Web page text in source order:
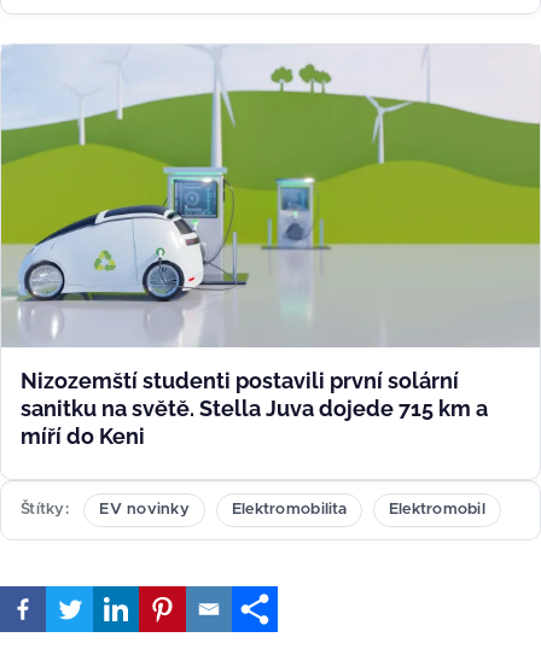
Nizozemští studenti postavili první solární
sanitku na světě. Stella Juva dojede 715 km a
míří do Keni
Štítky EV novinky Elektromobilita Elektromobil